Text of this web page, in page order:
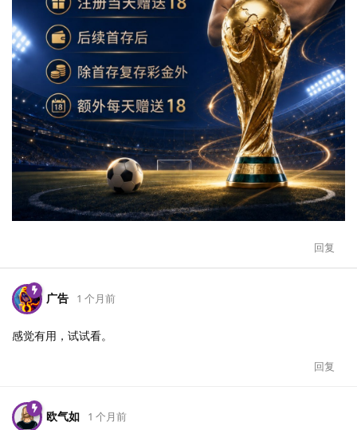
回复
广告 1 个月前
感觉有用，试试看。
回复
欧气如 1 个月前